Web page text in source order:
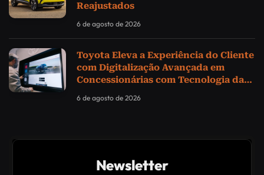
Reajustados
6 de agosto de 2026
Toyota Eleva a Experiência do Cliente
com Digitalização Avançada em
Concessionárias com Tecnologia da
6 de agosto de 2026
Newsletter